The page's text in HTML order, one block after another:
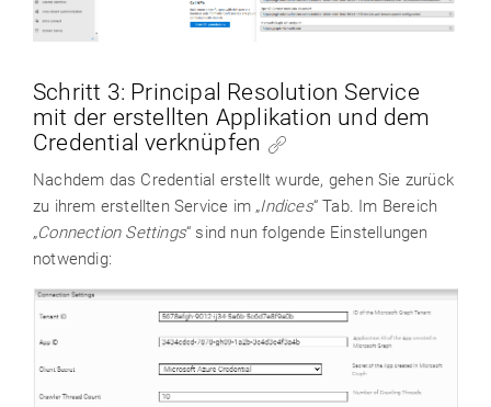
Schritt 3: Principal Resolution Service
mit der erstellten Applikation und dem
Credential verknüpfen
Nachdem das Credential erstellt wurde, gehen Sie zurück
zu ihrem erstellten Service im „Indices“ Tab. Im Bereich
„Connection Settings“ sind nun folgende Einstellungen
notwendig: